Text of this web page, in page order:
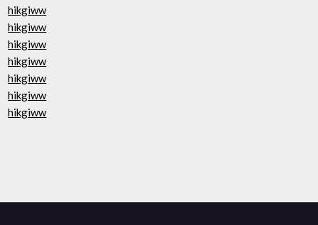
hikgiww
hikgiww
hikgiww
hikgiww
hikgiww
hikgiww
hikgiww